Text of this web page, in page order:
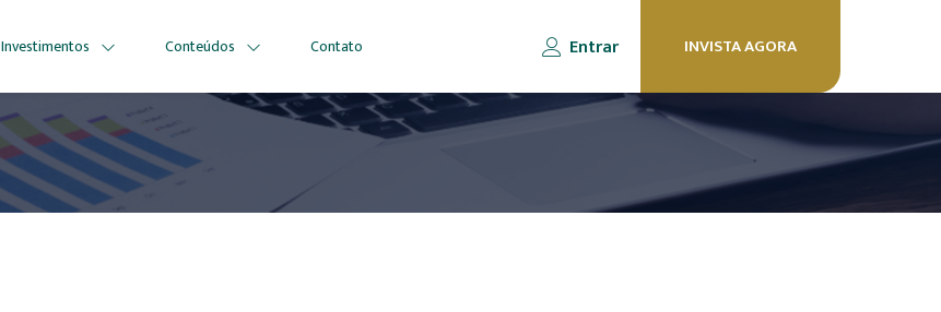
Investimentos Conteúdos Contato Entrar INVISTA AGORA